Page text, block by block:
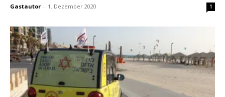
Gastautor - 1. Dezember 2020 1